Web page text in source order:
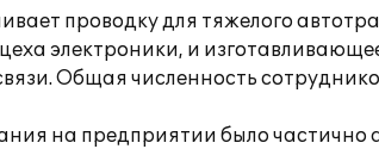
проводку для тяжелого
электроники, и
Общая численность
на предприятии было частично